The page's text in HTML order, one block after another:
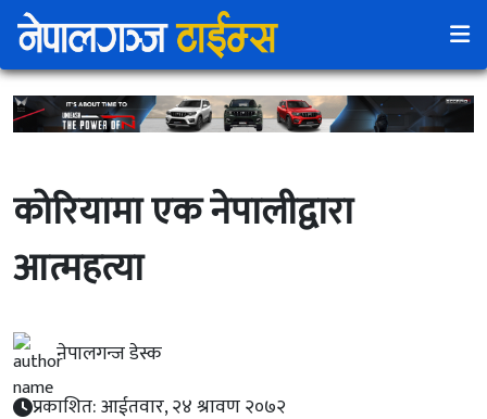
कोरियामा एक नेपालीद्वारा
आत्महत्या
नेपालगन्ज डेस्क
प्रकाशित: आईतवार, २४ श्रावण २०७२